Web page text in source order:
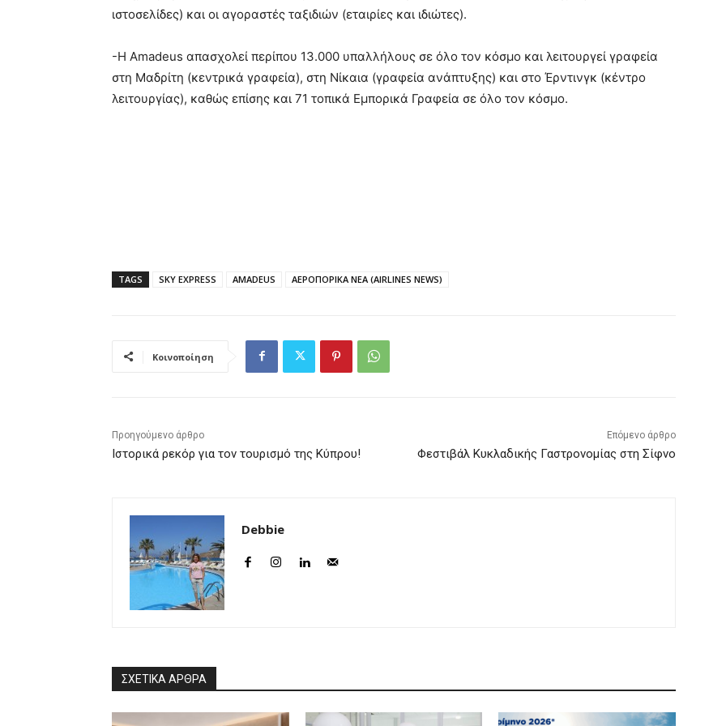
ιστοσελίδες) και οι αγοραστές ταξιδιών (εταιρίες και ιδιώτες).
-H Amadeus απασχολεί περίπου 13.000 υπαλλήλους σε όλο τον κόσμο και λειτουργεί γραφεία
στη Μαδρίτη (κεντρικά γραφεία), στη Νίκαια (γραφεία ανάπτυξης) και στο Έρντινγκ (κέντρο
λειτουργίας), καθώς επίσης και 71 τοπικά Εμπορικά Γραφεία σε όλο τον κόσμο.
TAGS SKY EXPRESS AMADEUS ΑΕΡΟΠΟΡΙΚΑ ΝΕΑ (AIRLINES NEWS)
Κοινοποίηση
Προηγούμενο άρθρο
Ιστορικά ρεκόρ για τον τουρισμό της Κύπρου!
Επόμενο άρθρο
Φεστιβάλ Κυκλαδικής Γαστρονομίας στη Σίφνο
Debbie
ΣΧΕΤΙΚΑ ΑΡΘΡΑ